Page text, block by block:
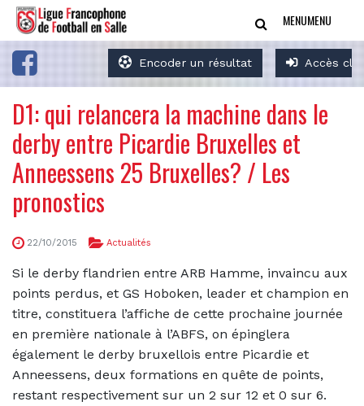
Encoder un résultat Accès
MENUMENU
D1: qui relancera la machine dans le
derby entre Picardie Bruxelles et
Anneessens 25 Bruxelles? / Les
pronostics
22/10/2015 Actualités
Si le derby flandrien entre ARB Hamme, invaincu aux
points perdus, et GS Hoboken, leader et champion en
titre, constituera l’affiche de cette prochaine journée
en première nationale à l’ABFS, on épinglera
également le derby bruxellois entre Picardie et
Anneessens, deux formations en quête de points,
restant respectivement sur un 2 sur 12 et 0 sur 6.